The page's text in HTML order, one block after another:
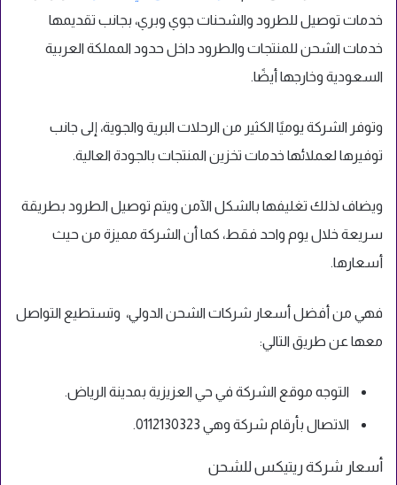
خدمات توصيل للطرود والشحنات جوي وبري، بجانب تقديمها
خدمات الشحن للمنتجات والطرود داخل حدود المملكة العربية
السعودية وخارجها أيضًا.
وتوفر الشركة يوميًا الكثير من الرحلات البرية والجوية، إلى جانب
توفيرها لعملائها خدمات تخزين المنتجات بالجودة العالية.
ويضاف لذلك تغليفها بالشكل الآمن ويتم توصيل الطرود بطريقة
سريعة خلال يوم واحد فقط، كما أن الشركة مميزة من حيث
أسعارها.
فهي من أفضل أسعار شركات الشحن الدولي، وتستطيع التواصل
معها عن طريق التالي:
التوجه موقع الشركة في حي العزيزية بمدينة الرياض.
الاتصال بأرقام شركة وهي 0112130323.
أسعار شركة ريتيكس للشحن